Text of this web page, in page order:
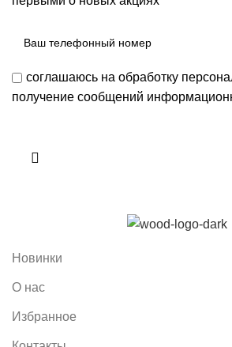
соглашаюсь на обработку
получение сообщений
Новинки
О нас
Избранное